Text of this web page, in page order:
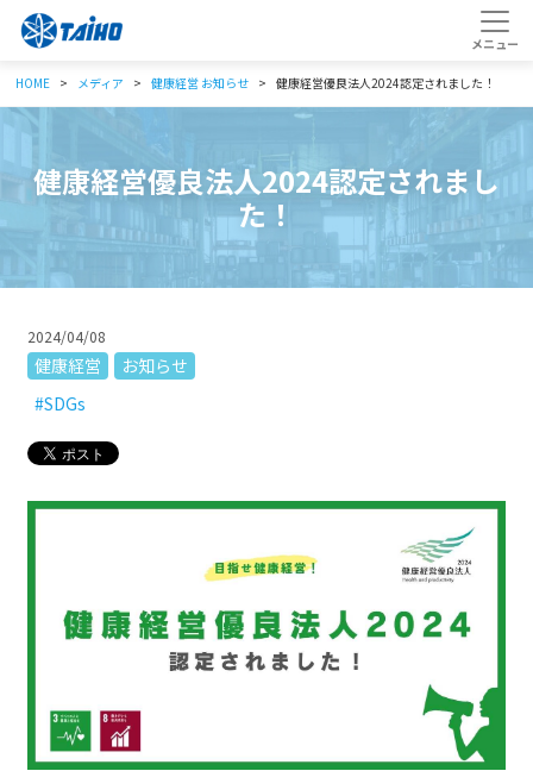
HOME メディア 健康経営 お知らせ 健康経営優良法人2024認定されました！
健康経営優良法人2024認定されまし
た！
2024/04/08
健康経営
お知らせ
#SDGs